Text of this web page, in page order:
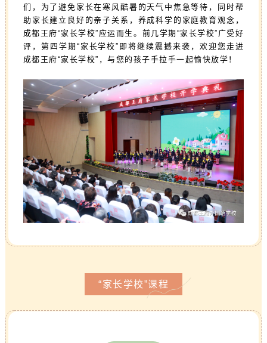
们，为了避免家长在寒风酷暑的天气中焦急等待，同时帮
助家长建立良好的亲子关系，养成科学的家庭教育观念，
成都王府“家长学校”应运而生。前几学期“家长学校”广受好
评，第四学期“家长学校”即将继续震撼来袭，欢迎您走进
成都王府“家长学校”，与您的孩子手拉手一起愉快放学！
“家长学校”课程